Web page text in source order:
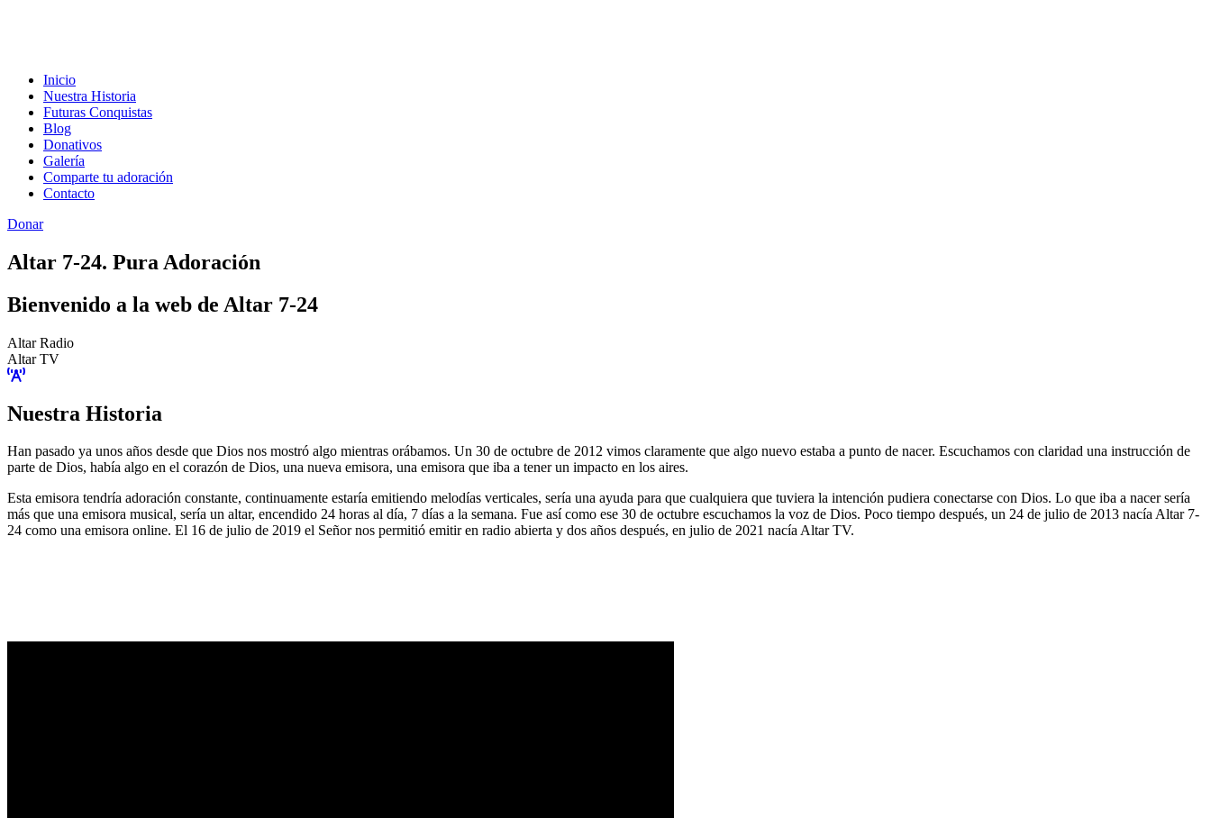
Inicio
Nuestra Historia
Futuras Conquistas
Blog
Donativos
Galería
Comparte tu adoración
Contacto
Donar
Altar 7-24. Pura Adoración
Bienvenido a la web de Altar 7-24
Altar Radio
Altar TV
Nuestra Historia
Han pasado ya unos años desde que Dios nos mostró algo mientras orábamos. Un 30 de octubre de 2012 vimos claramente que algo nuevo estaba a punto de nacer. Escuchamos con claridad una instrucción de
parte de Dios, había algo en el corazón de Dios, una nueva emisora, una emisora que iba a tener un impacto en los aires.
Esta emisora tendría adoración constante, continuamente estaría emitiendo melodías verticales, sería una ayuda para que cualquiera que tuviera la intención pudiera conectarse con Dios. Lo que iba a nacer sería
más que una emisora musical, sería un altar, encendido 24 horas al día, 7 días a la semana. Fue así como ese 30 de octubre escuchamos la voz de Dios. Poco tiempo después, un 24 de julio de 2013 nacía Altar 7-
24 como una emisora online. El 16 de julio de 2019 el Señor nos permitió emitir en radio abierta y dos años después, en julio de 2021 nacía Altar TV.